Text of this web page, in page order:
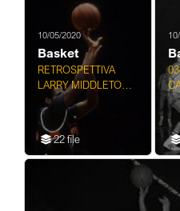
10/05/2020
Basket
RETROSPETTIVA
LARRY MIDDLETON
BASKET
22 file